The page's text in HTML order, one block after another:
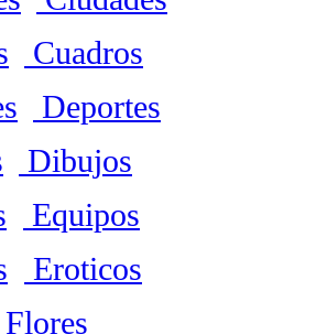
Cuadros
Deportes
Dibujos
Equipos
Eroticos
Flores